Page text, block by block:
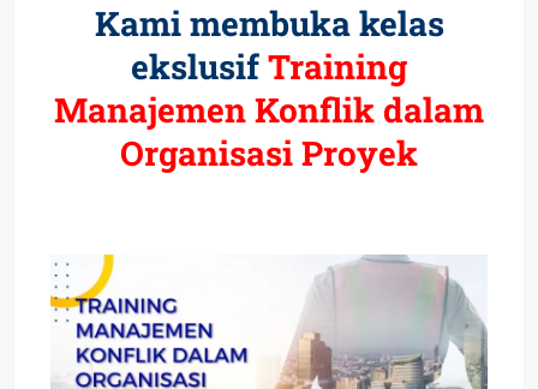
Kami membuka kelas
ekslusifTraining
Manajemen Konflik dalam
Organisasi Proyek